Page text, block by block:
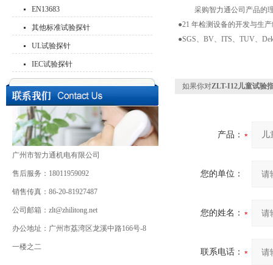
EN13683
其他标准试验探针
UL试验探针
IEC试验探针
广州市智力通机电有限公司
售后服务：18011959092
销售传真：86-20-81927487
公司邮箱：zlt@zhilitong.net
办公地址：广州市荔湾区龙溪中路166号-8
一楼之二
采购智力通公司产品的
●21 年检测设备的开发与生
●SGS、BV、ITS、TUV、
如果你对ZLT-I12儿童试验
产品：
您的单位：
您的姓名：
联系电话：